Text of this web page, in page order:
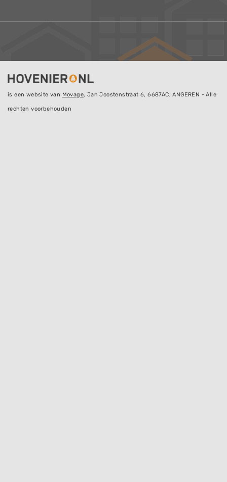
is een website van Movage, Jan Joostenstraat 6, 6687AC, ANGEREN - Alle
rechten voorbehouden